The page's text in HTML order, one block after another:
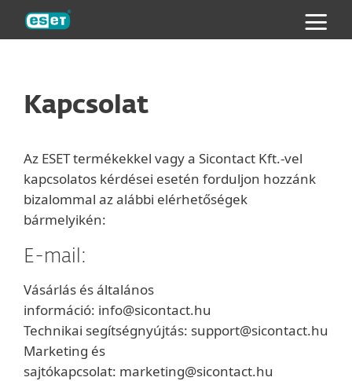
RÓLUNK
Kapcsolat
Az ESET termékekkel vagy a Sicontact Kft.-vel
kapcsolatos kérdései esetén forduljon hozzánk
bizalommal az alábbi elérhetőségek
bármelyikén:
E-mail:
Vásárlás és általános
információ: info@sicontact.hu
Technikai segítségnyújtás: support@sicontact.hu
Marketing és
sajtókapcsolat: marketing@sicontact.hu
ESET